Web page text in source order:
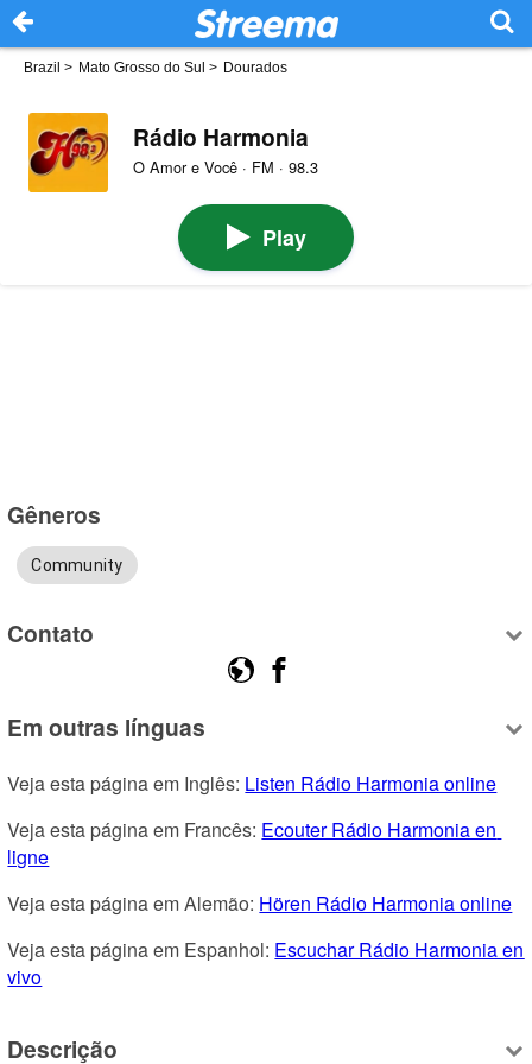
Brazil > Mato Grosso do Sul > Dourados
Rádio Harmonia
O Amor e Você · FM · 98.3
Play
Gêneros
Community
Contato
Em outras línguas
Veja esta página em Inglês: Listen Rádio Harmonia online
Veja esta página em Francês: Ecouter Rádio Harmonia en
ligne
Veja esta página em Alemão: Hören Rádio Harmonia online
Veja esta página em Espanhol: Escuchar Rádio Harmonia en
vivo
Descrição